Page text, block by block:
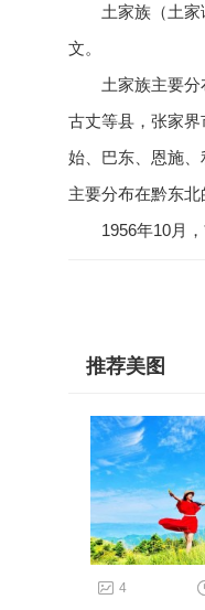
土家族（土
文。
土家族主要
古丈等县，张家
始、巴东、恩施
主要分布在黔东北
1956年10月
推荐美图
4